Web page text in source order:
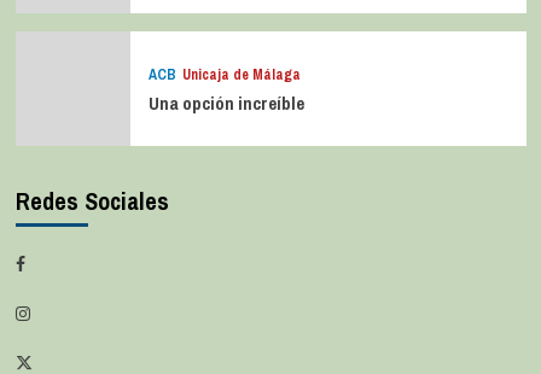
ACB Unicaja de Málaga
Una opción increíble
Redes Sociales